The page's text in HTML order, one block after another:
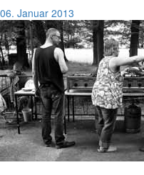
06. Januar 2013